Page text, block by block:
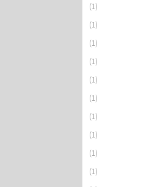
(1)
(1)
(1)
(1)
(1)
(1)
(1)
(1)
(1)
(1)